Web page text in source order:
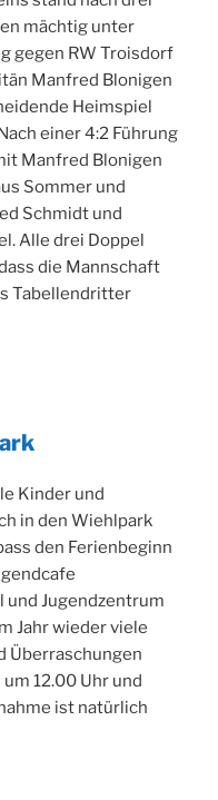
mächtig unter
gegen RW Troisdorf
Manfred Blonigen
Heimspiel
einer 4:2 Führung
Manfred Blonigen
Sommer und
Schmidt und
Alle drei Doppel
die Mannschaft
Tabellendritter
Kinder und
in den Wiehlpark
den Ferienbeginn
und Jugendzentrum
Jahr wieder viele
Überraschungen
12.00 Uhr und
ist natürlich